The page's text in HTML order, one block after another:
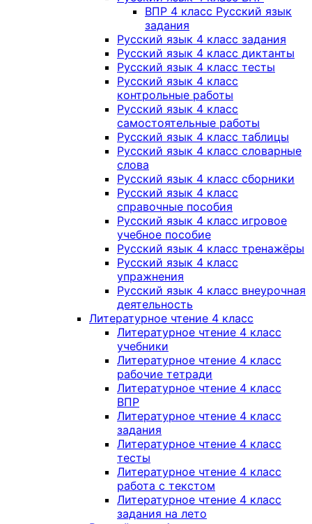
ВПР 4 класс Русский язык
задания
Русский язык 4 класс задания
Русский язык 4 класс диктанты
Русский язык 4 класс тесты
Русский язык 4 класс
контрольные работы
Русский язык 4 класс
самостоятельные работы
Русский язык 4 класс таблицы
Русский язык 4 класс словарные
слова
Русский язык 4 класс сборники
Русский язык 4 класс
справочные пособия
Русский язык 4 класс игровое
учебное пособие
Русский язык 4 класс тренажёры
Русский язык 4 класс
упражнения
Русский язык 4 класс внеурочная
деятельность
Литературное чтение 4 класс
Литературное чтение 4 класс
учебники
Литературное чтение 4 класс
рабочие тетради
Литературное чтение 4 класс
ВПР
Литературное чтение 4 класс
задания
Литературное чтение 4 класс
тесты
Литературное чтение 4 класс
работа с текстом
Литературное чтение 4 класс
задания на лето